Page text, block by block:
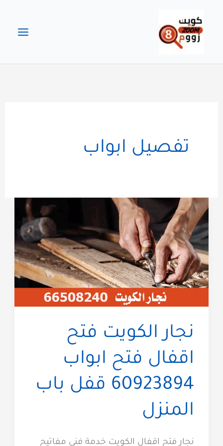
المحتوى
تفصيل ابواب
نجار الكويت فتح
اقفال فتح ابواب
60923894 قفل باب
المنزل
نجار فتح اقفال الكويت خدمة فني مفاتيح